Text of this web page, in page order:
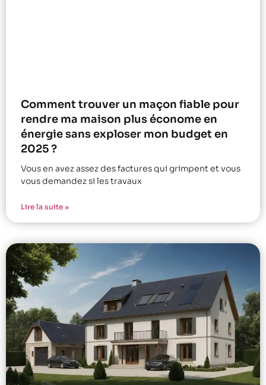
Comment trouver un maçon fiable pour
rendre ma maison plus économe en
énergie sans exploser mon budget en
2025 ?
Vous en avez assez des factures qui grimpent et vous
vous demandez si les travaux
Lire la suite »